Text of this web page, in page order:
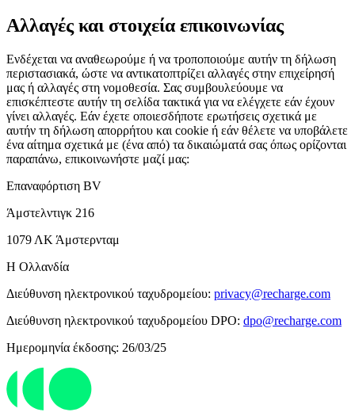
Αλλαγές και στοιχεία επικοινωνίας
Ενδέχεται να αναθεωρούμε ή να τροποποιούμε αυτήν τη δήλωση
περιστασιακά, ώστε να αντικατοπτρίζει αλλαγές στην επιχείρησή
μας ή αλλαγές στη νομοθεσία. Σας συμβουλεύουμε να
επισκέπτεστε αυτήν τη σελίδα τακτικά για να ελέγχετε εάν έχουν
γίνει αλλαγές. Εάν έχετε οποιεσδήποτε ερωτήσεις σχετικά με
αυτήν τη δήλωση απορρήτου και cookie ή εάν θέλετε να υποβάλετε
ένα αίτημα σχετικά με (ένα από) τα δικαιώματά σας όπως ορίζονται
παραπάνω, επικοινωνήστε μαζί μας:
Επαναφόρτιση BV
Άμστελντιγκ 216
1079 ΛΚ Άμστερνταμ
Η Ολλανδία
Διεύθυνση ηλεκτρονικού ταχυδρομείου: privacy@recharge.com
Διεύθυνση ηλεκτρονικού ταχυδρομείου DPO: dpo@recharge.com
Ημερομηνία έκδοσης: 26/03/25